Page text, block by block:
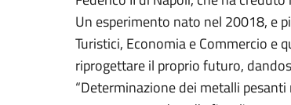
Un esperimento nato nel 20018, e
Turistici, Economia e Commercio e
riprogettare il proprio futuro,
“Determinazione dei metalli